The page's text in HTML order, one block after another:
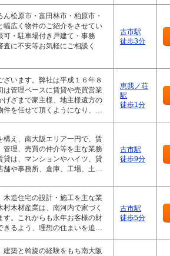
松原市・富田林市・柏原市・
幅広く物件のご紹介をさせてい
可・駐車場付き戸建て・事務
に不安等お気軽にご相談く
古市駅
徒歩3分
ざいます。弊社は平成１６年８
は管理ベースに賃貸や売買営業
げざまで家主様、地主様遠方の
件を任せて頂くようになり、…
恵我ノ荘
駅
徒歩1分
構え、南大阪エリア一円で、賃
管理、売買の仲介等を主な業務
貸は、マンションやハイツ、貸
舗や事務所、倉庫、工場、土…
古市駅
徒歩9分
木造住宅の設計・施工を主な業
木材産業は、南河内で家づく
す。これからも永年お客様の財
きるよう、理想の住まいを追…
古市駅
徒歩5分
建築と斡旋の経験をもち南大阪